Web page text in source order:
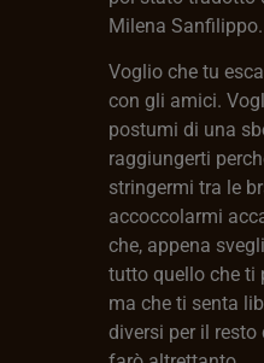
Milena Sanfilippo.
Voglio che tu
con gli amici.
postumi di una
raggiungerti
stringermi tra le
accoccolarmi
che, appena
tutto quello che ti
ma che ti senta
diversi per il